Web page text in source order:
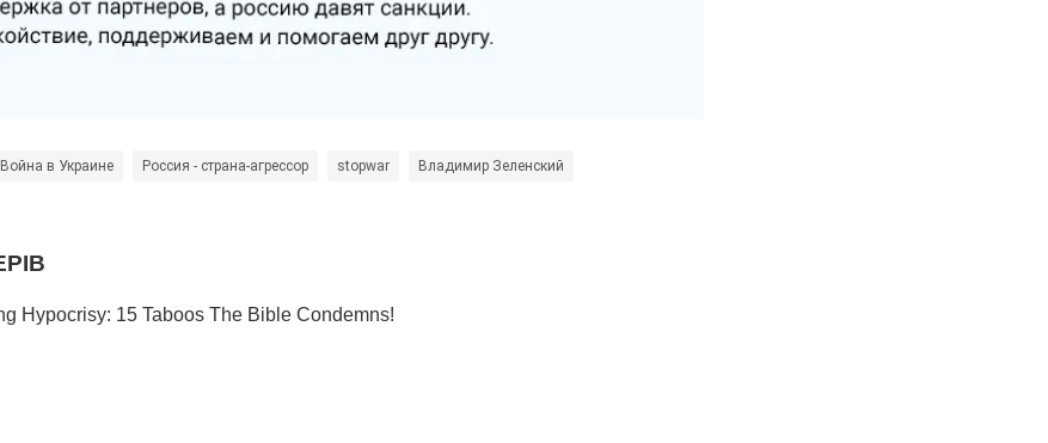
Война в Украине Россия - страна-агрессор stopwar Владимир Зеленский